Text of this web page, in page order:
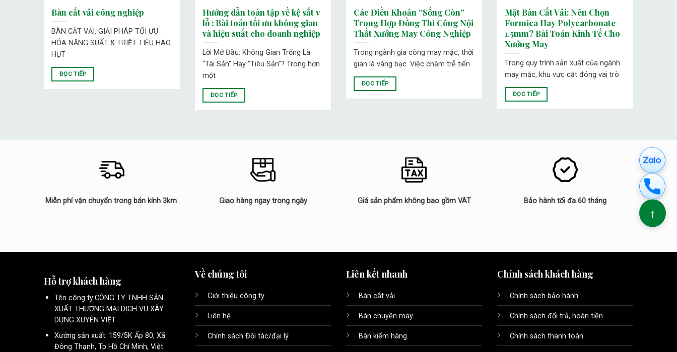
Bàn cắt vải công nghiệp
BÀN CẮT VẢI: GIẢI PHÁP TỐI ƯU
HÓA NĂNG SUẤT & TRIỆT TIÊU HAO
HỤT
ĐỌC TIẾP
Hướng dẫn toàn tập về kệ sắt v
lỗ : Bài toán tối ưu không gian
và hiệu suất cho doanh nghiệp
Lời Mở Đầu: Không Gian Trống Là
“Tài Sản” Hay “Tiêu Sản”? Trong hơn
một
ĐỌC TIẾP
Các Điều Khoản “Sống Còn”
Trong Hợp Đồng Thi Công Nội
Thất Xưởng May Công Nghiệp
Trong ngành gia công may mặc, thời
gian là vàng bạc. Việc chậm trễ tiến
ĐỌC TIẾP
Mặt Bàn Cắt Vải: Nên Chọn
Formica Hay Polycarbonate
1.5mm? Bài Toán Kinh Tế Cho
Xưởng May
Trong quy trình sản xuất của ngành
may mặc, khu vực cắt đóng vai trò
ĐỌC TIẾP
Miễn phí vận chuyển trong bán kính 3km Giao hàng ngay trong ngày Giá sản phẩm không bao gồm VAT Bảo hành tối đa 60 tháng
Hỗ trợ khách hàng
Tên công ty:CÔNG TY TNHH SẢN
XUẤT THƯƠNG MẠI DỊCH VỤ XÂY
DỰNG XUYÊN VIỆT
Xưởng sản xuất: 159/5K Ấp 80, Xã
Đông Thạnh, Tp Hồ Chí Minh, Việt
Về chúng tôi
Giới thiệu công ty
Liên hệ
Chính sách Đối tác/đại lý
Liên kết nhanh
Bàn cắt vải
Bàn chuyền may
Bàn kiểm hàng
Chính sách khách hàng
Chính sách bảo hành
Chính sách đổi trả, hoàn tiền
Chính sách thanh toán
↑